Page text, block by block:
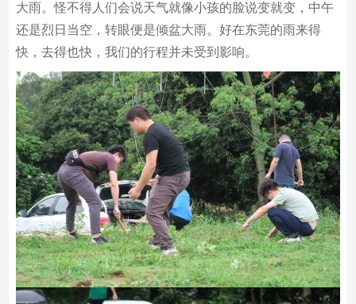
大雨。怪不得人们会说天气就像小孩的脸说变就变，中午
还是烈日当空，转眼便是倾盆大雨。好在东莞的雨来得
快，去得也快，我们的行程并未受到影响。